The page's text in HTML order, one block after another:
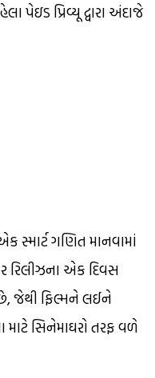
પેઇડ પ્રિવ્યૂ દ્વારા અંદાજે
ગણિત માનવામાં
રિલીઝના એક દિવસ
જેથી ફિલ્મને લઈને
માટે સિનેમાઘરો તરફ વળે